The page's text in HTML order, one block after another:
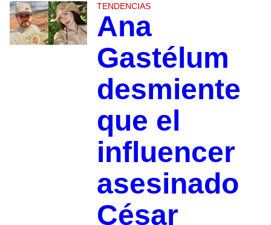
TENDENCIAS
Ana
Gastélum
desmiente
que el
influencer
asesinado
César